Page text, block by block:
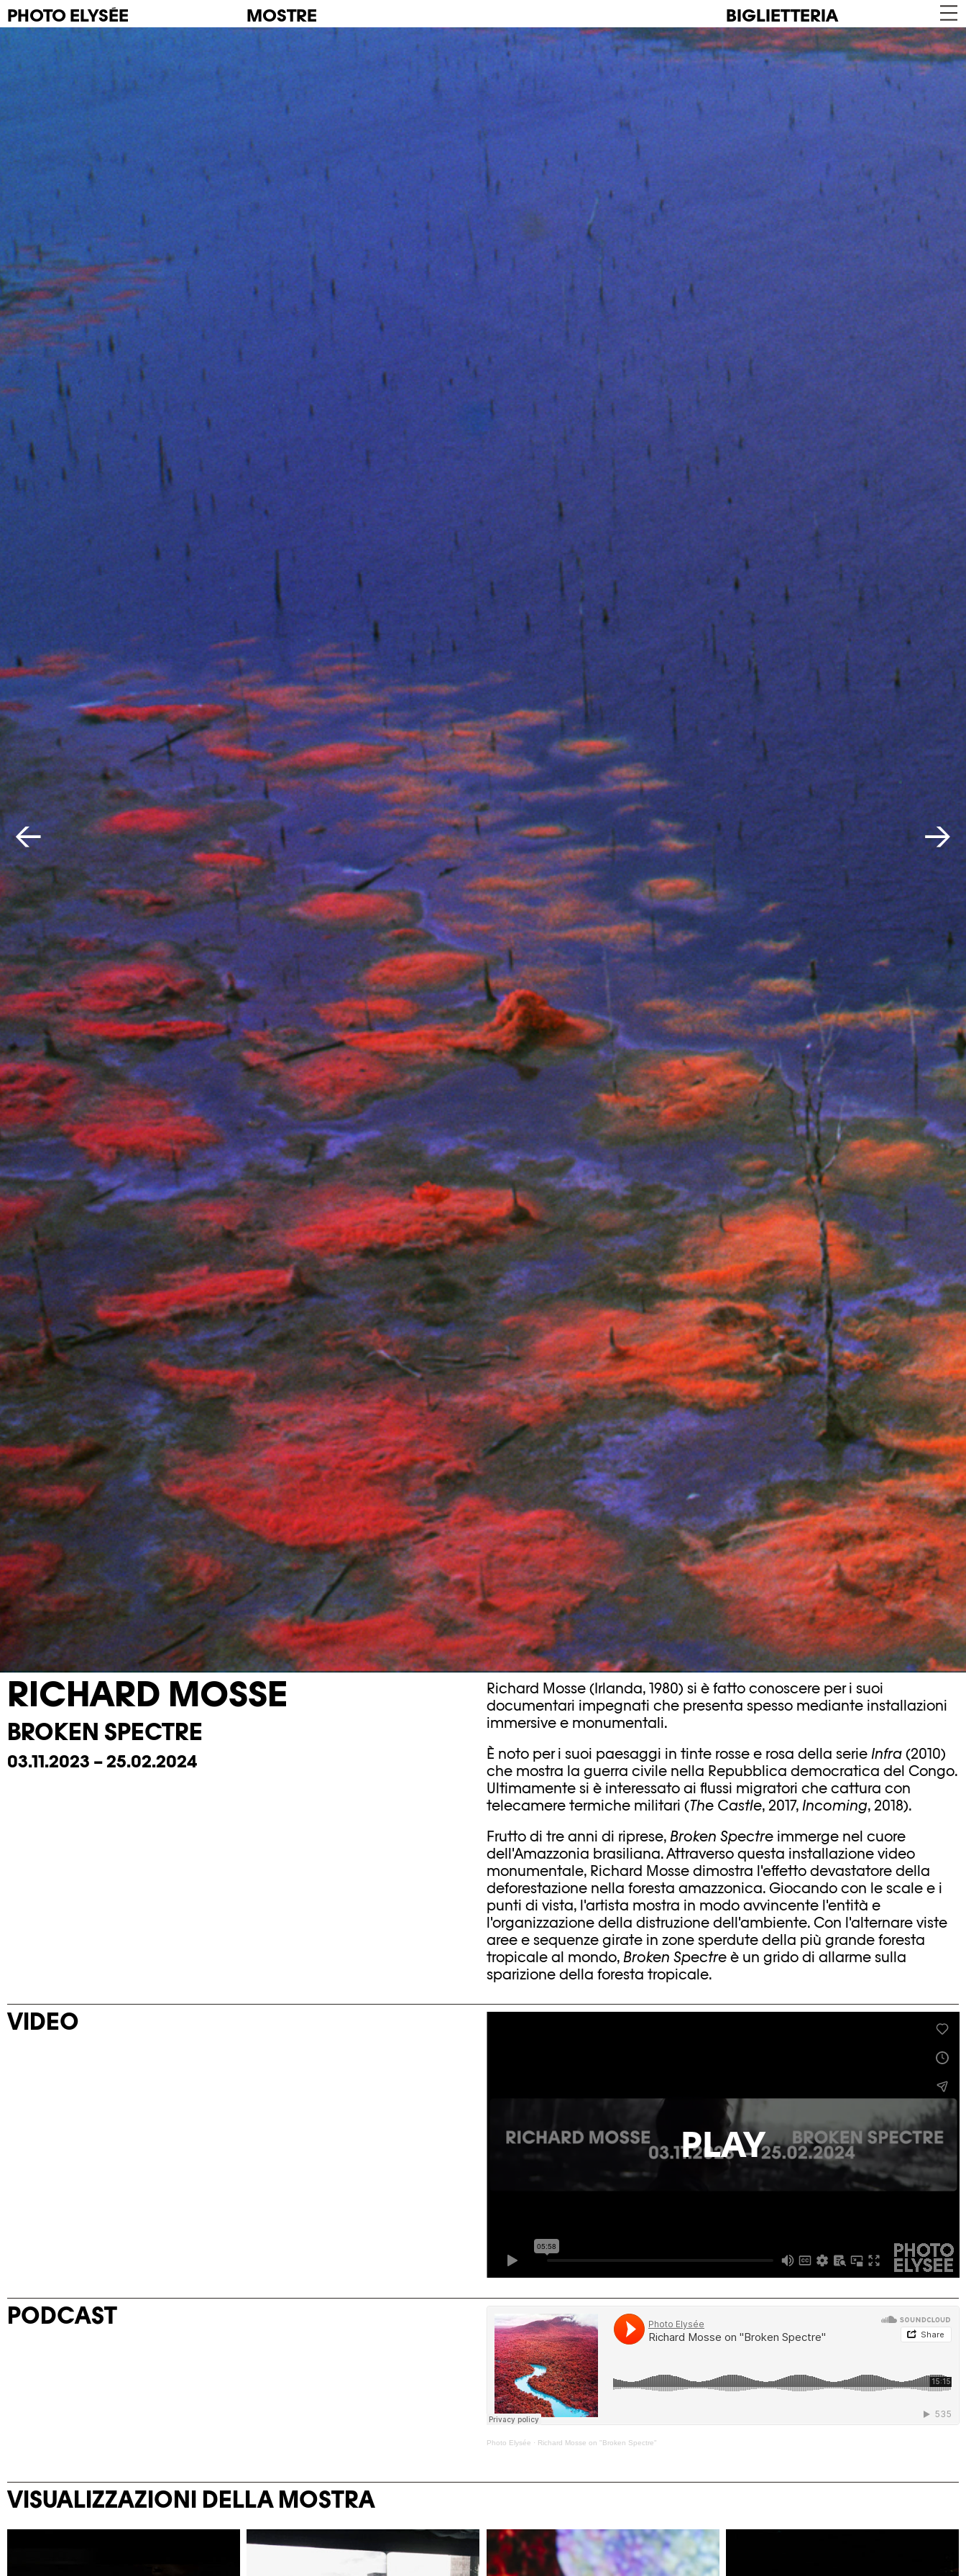
PHOTO ELYSÉE MOSTRE BIGLIETTERIA
RICHARD MOSSE
BROKEN SPECTRE
03.11.2023 – 25.02.2024
Richard Mosse (Irlanda, 1980) si è fatto conoscere per i suoi
documentari impegnati che presenta spesso mediante installazioni
immersive e monumentali.
È noto per i suoi paesaggi in tinte rosse e rosa della serie Infra (2010)
che mostra la guerra civile nella Repubblica democratica del Congo.
Ultimamente si è interessato ai flussi migratori che cattura con
telecamere termiche militari (The Castle, 2017, Incoming, 2018).
Frutto di tre anni di riprese, Broken Spectreimmerge nel cuore
dell'Amazzonia brasiliana. Attraverso questa installazione video
monumentale, Richard Mosse dimostra l'effetto devastatore della
deforestazione nella foresta amazzonica. Giocando con le scale e i
punti di vista, l'artista mostra in modo avvincente l'entità e
l'organizzazione della distruzione dell'ambiente. Con l'alternare viste
aree e sequenze girate in zone sperdute della più grande foresta
tropicale al mondo, Broken Spectreè un grido di allarme sulla
sparizione della foresta tropicale.
VIDEO
PLAY
PODCAST
Photo Elysée · Richard Mosse on "Broken Spectre"
VISUALIZZAZIONI DELLA MOSTRA
©Khashayar Javanmardi / Photo
Elysée / Plateforme 10
©Khashayar Javanmardi / Photo
Elysée / Plateforme 10